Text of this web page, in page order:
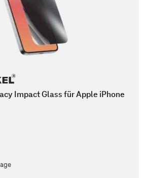
Impact Glass für Apple iPhone